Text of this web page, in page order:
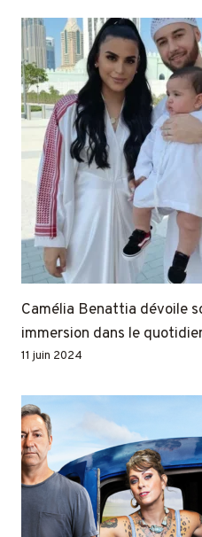
Camélia Benattia dévoile
immersion dans le
11 juin 2024